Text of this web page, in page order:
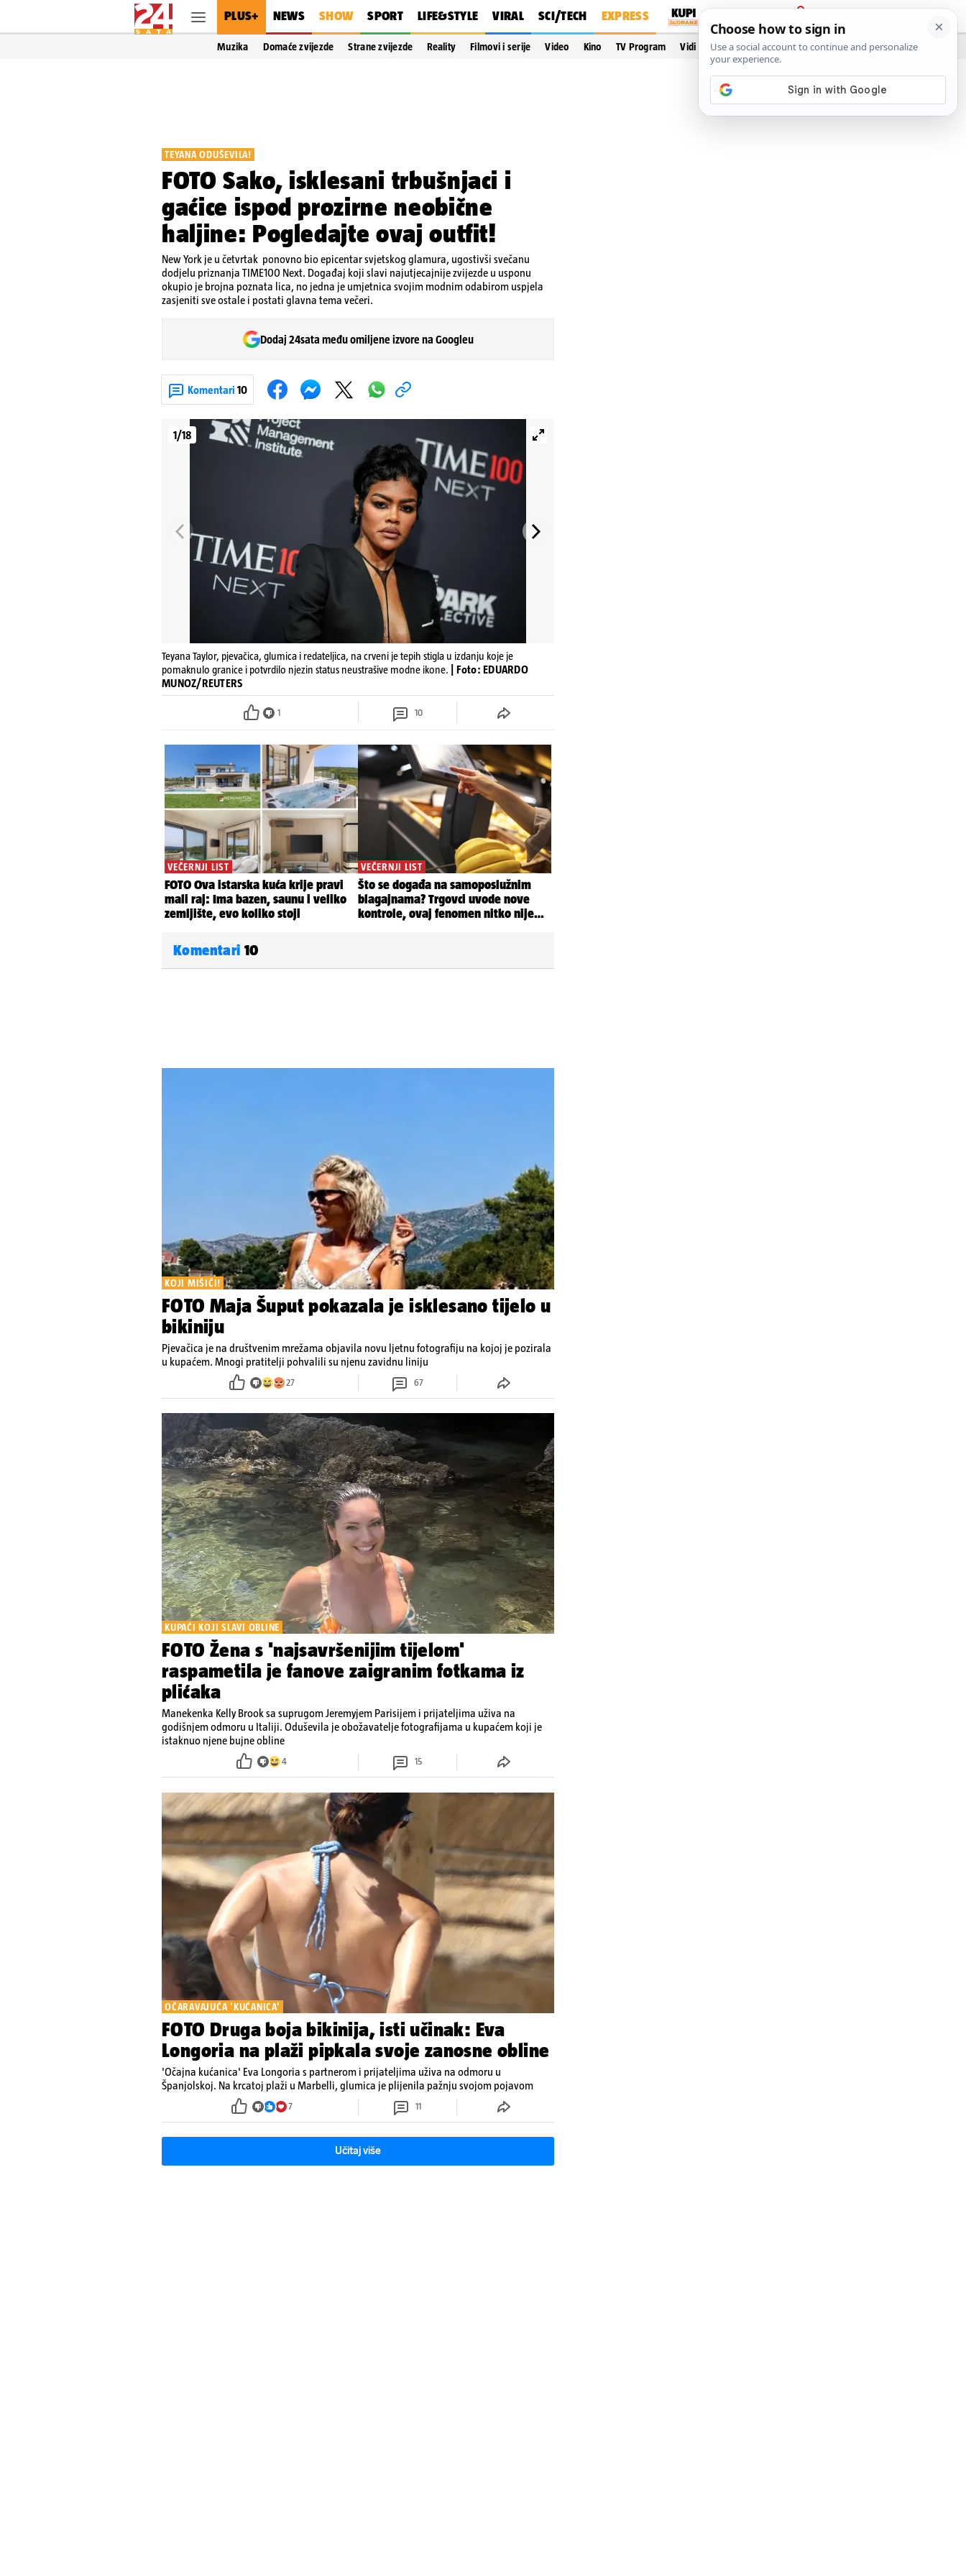
PLUS+ NEWS SHOW SPORT LIFE&STYLE VIRAL SCI/TECH EXPRESS
PRIJAVA
Muzika Domaće zvijezde Strane zvijezde Reality Filmovi i serije Video Kino TV Program Vidi još…
TEYANA ODUŠEVILA!
FOTO Sako, isklesani trbušnjaci i
gaćice ispod prozirne neobične
haljine: Pogledajte ovaj outfit!
New York je u četvrtak ponovno bio epicentar svjetskog glamura, ugostivši svečanu
dodjelu priznanja TIME100 Next. Događaj koji slavi najutjecajnije zvijezde u usponu
okupio je brojna poznata lica, no jedna je umjetnica svojim modnim odabirom uspjela
zasjeniti sve ostale i postati glavna tema večeri.
Dodaj 24sata među omiljene izvore na Googleu
Komentari 10
1/18
Teyana Taylor, pjevačica, glumica i redateljica, na crveni je tepih stigla u izdanju koje je
pomaknulo granice i potvrdilo njezin status neustrašive modne ikone.
| Foto: EDUARDO
MUNOZ/REUTERS
1 10
Komentari 10
KOJI MIŠIĆI!
FOTO Maja Šuput pokazala je isklesano tijelo u
bikiniju
Pjevačica je na društvenim mrežama objavila novu ljetnu fotografiju na kojoj je pozirala
u kupaćem. Mnogi pratitelji pohvalili su njenu zavidnu liniju
27 67
KUPAĆI KOJI SLAVI OBLINE
FOTO Žena s 'najsavršenijim tijelom'
raspametila je fanove zaigranim fotkama iz
plićaka
Manekenka Kelly Brook sa suprugom Jeremyjem Parisijem i prijateljima uživa na
godišnjem odmoru u Italiji. Oduševila je obožavatelje fotografijama u kupaćem koji je
istaknuo njene bujne obline
4 15
OČARAVAJUĆA 'KUĆANICA'
FOTO Druga boja bikinija, isti učinak: Eva
Longoria na plaži pipkala svoje zanosne obline
'Očajna kućanica' Eva Longoria s partnerom i prijateljima uživa na odmoru u
Španjolskoj. Na krcatoj plaži u Marbelli, glumica je plijenila pažnju svojom pojavom
7 11
Učitaj više